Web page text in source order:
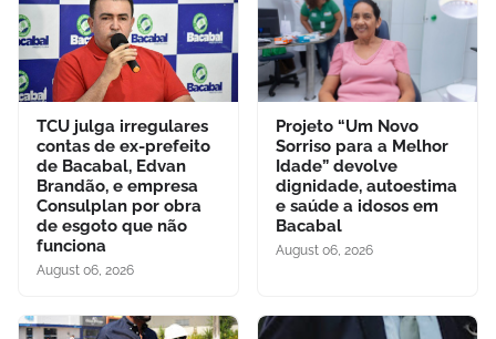
TCU julga irregulares
contas de ex-prefeito
de Bacabal, Edvan
Brandão, e empresa
Consulplan por obra
de esgoto que não
funciona
August 06, 2026
Projeto “Um Novo
Sorriso para a Melhor
Idade” devolve
dignidade, autoestima
e saúde a idosos em
Bacabal
August 06, 2026